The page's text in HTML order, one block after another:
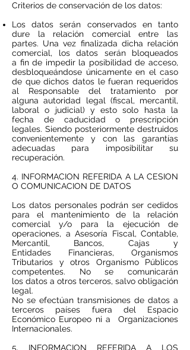
Criterios de conservación de los datos:
Los datos serán conservados en tanto
dure la relación comercial entre las
partes. Una vez finalizada dicha relación
comercial, los datos serán bloqueados
a fin de impedir la posibilidad de acceso,
desbloqueándose únicamente en el caso
de que dichos datos le fueran requeridos
al Responsable del tratamiento por
alguna autoridad legal (fiscal, mercantil,
laboral o judicial) y esto solo hasta la
fecha de caducidad o prescripción
legales. Siendo posteriormente destruidos
convenientemente y con las garantías
adecuadas para imposibilitar su
recuperación.
4. INFORMACION REFERIDA A LA CESION
O COMUNICACION DE DATOS
Los datos personales podrán ser cedidos
para el mantenimiento de la relación
comercial y/o para la ejecución de
operaciones, a Asesoría Fiscal, Contable,
Mercantil, Bancos, Cajas y
Entidades Financieras, Organismos
Tributarios y otros Organismo Públicos
competentes. No se comunicarán
los datos a otros terceros, salvo obligación
legal.
No se efectúan transmisiones de datos a
terceros países fuera del Espacio
Económico Europeo ni a Organizaciones
Internacionales.
5. INFORMACION REFERIDA A LOS